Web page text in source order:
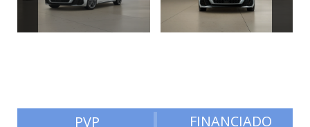
PVP
FINANCIADO